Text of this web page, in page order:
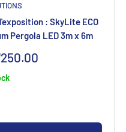
: SkyLite ECO
Pergola LED 3m x 6m